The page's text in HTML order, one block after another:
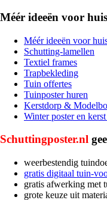
Méér ideeën voor
Méér ideeën voor
Schutting-lamellen
Textiel frames
Trapbekleding
Tuin offertes
Tuinposter huren
Kerstdorp &
Winter poster en
Schuttingposter.nl
weerbestendig
gratis digitaal tuin-
gratis afwerking met
grote keuze uit